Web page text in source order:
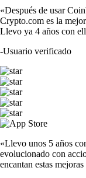
«Después de usar
Crypto.com es la
Llevo ya 4 años con
-Usuario verificado
«Llevo unos 5 años
evolucionado con
encantan estas